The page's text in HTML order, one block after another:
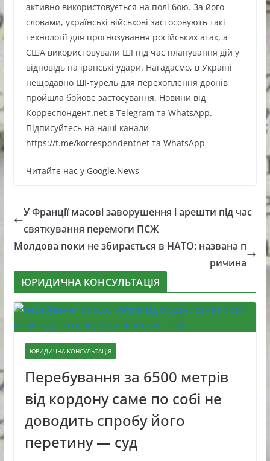
активно використовується на полі бою. За його
словами, українські військові застосовують такі
технології для прогнозування російських атак, а
США використовували ШІ під час планування дій у
відповідь на іранські удари. Нагадаємо, в Україні
нещодавно ШІ-турель для перехоплення дронів
пройшла бойове застосування. Новини від
Корреспондент.net в Telegram та WhatsApp.
Підписуйтесь на наші канали
https://t.me/korrespondentnet та WhatsApp
Читайте нас у Google.News
У Франції масові заворушення і арешти під час
святкування перемоги ПСЖ
Молдова поки не збирається в НАТО: названа п
ричина
ЮРИДИЧНА КОНСУЛЬТАЦІЯ
ЮРИДИЧНА КОНСУЛЬТАЦІЯ
Перебування за 6500 метрів
від кордону саме по собі не
доводить спробу його
перетину — суд